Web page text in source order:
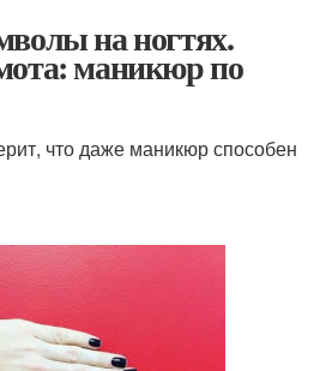
на ногтях.
маникюр по
что даже маникюр способен